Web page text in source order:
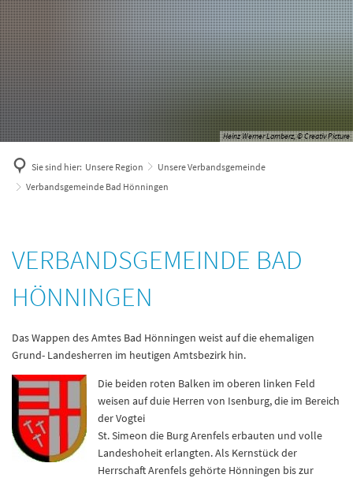
Heinz Werner Lamberz, © Creativ Picture
Sie sind hier: Unsere Region
Unsere Verbandsgemeinde
Verbandsgemeinde Bad Hönningen
Verbandsgemeinde
Bad
Hönningen
VERBANDSGEMEINDE BAD
HÖNNINGEN
Das Wappen des Amtes Bad Hönningen weist auf die ehemaligen
Grund- Landesherren im heutigen Amtsbezirk hin.
Die beiden roten Balken im oberen linken Feld
weisen auf duie Herren von Isenburg, die im Bereich
der Vogtei
St. Simeon die Burg Arenfels erbauten und volle
Landeshoheit erlangten. Als Kernstück der
Herrschaft Arenfels gehörte Hönningen bis zur